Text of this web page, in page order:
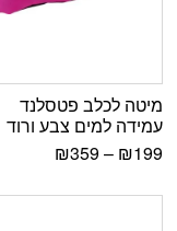
מיטה לכלב פטסלנד
עמידה למים צבע ורוד
₪199
–
₪359